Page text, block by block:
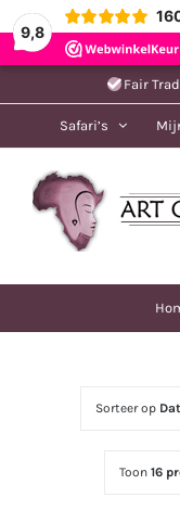
9,8
naar
Fair
Safari’s
Sorteer op
Toon16